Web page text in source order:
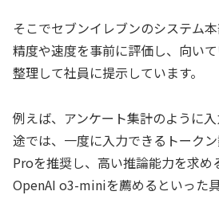
そこでセブンイレブンのシステム
精度や速度を事前に評価し、向い
整理して社員に提示しています。
例えば、アンケート集計のように
途では、一度に入力できるトーク
Proを推奨し、高い推論能力を求め
OpenAI o3-miniを薦めるといった